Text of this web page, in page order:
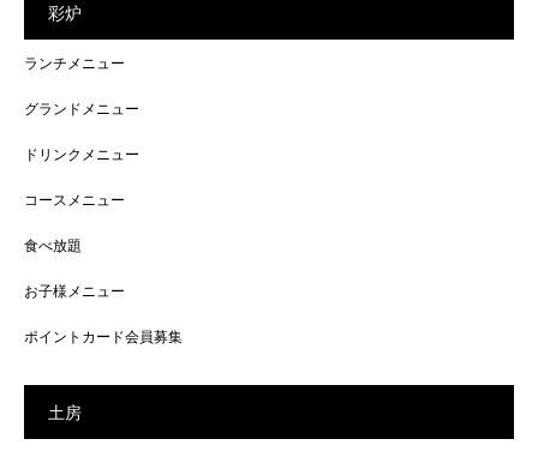
彩炉
ランチメニュー
グランドメニュー
ドリンクメニュー
コースメニュー
食べ放題
お子様メニュー
ポイントカード会員募集
土房